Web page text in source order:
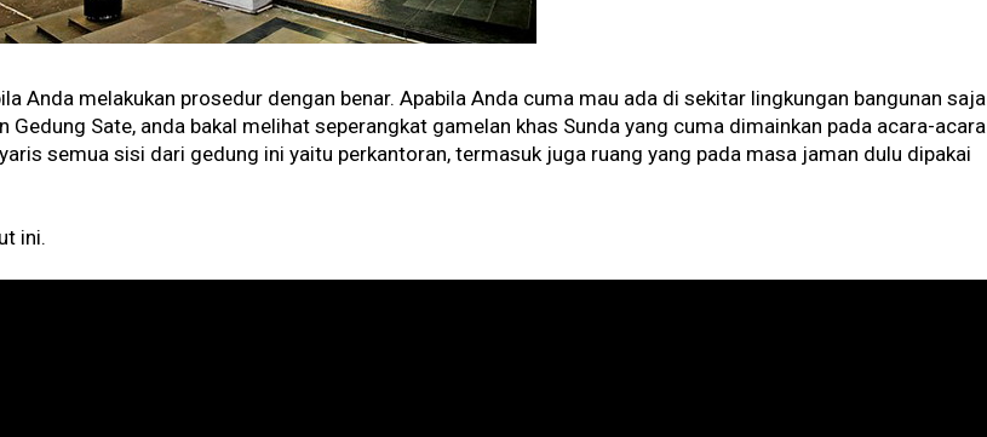
Anda melakukan prosedur dengan benar. Apabila Anda cuma mau ada di sekitar lingkungan bangunan saja
Sate, anda bakal melihat seperangkat gamelan khas Sunda yang cuma dimainkan pada acara-acara
semua sisi dari gedung ini yaitu perkantoran, termasuk juga ruang yang pada masa jaman dulu dipakai
ini.